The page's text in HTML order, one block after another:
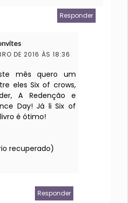
Responder
DE 2016 ÀS 18:36
mês quero um
eles Six of crows,
A Redenção e
Day! Já li Six of
é ótimo!
recuperado)
Responder